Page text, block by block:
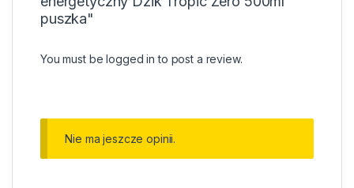
puszka"
You must belogged in to post a review.
Nie ma jeszcze opinii.